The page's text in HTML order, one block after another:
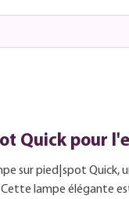
Quick pour
sur pied|spot Quick,
lampe élégante